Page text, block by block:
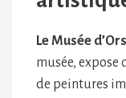
Le Musée
musée,
de peintures